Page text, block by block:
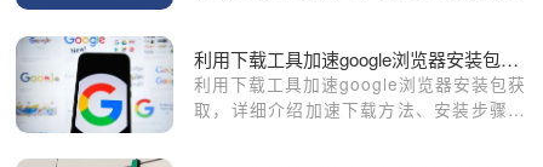
利用下载工具加速google浏览器安装包获取
利用下载工具加速google浏览器安装包获
取，详细介绍加速下载方法、安装步骤及